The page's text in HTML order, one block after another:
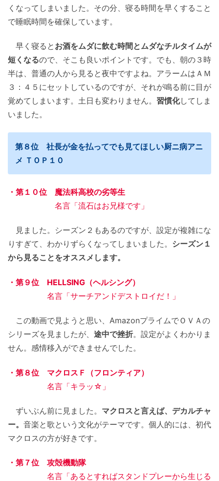
くなってしまいました。その分、寝る時間を早くすること
で睡眠時間を確保しています。
早く寝ると お酒をムダに飲む時間とムダなチルタイムが
短くなるので、そこも良いポイントです。でも、朝の３時
半は、普通の人から見ると夜中ですよね。アラームはＡＭ
３：４５にセットしているのですが、それが鳴る前に目が
覚めてしまいます。土日も変わりません。 習慣化してしま
いました。
第８位 社長が金を払ってでも見てほしい厨ニ病アニ
メ ＴＯＰ１０
・第１０位 魔法科高校の劣等生
名言「流石はお兄様です」
見ました。シーズン２もあるのですが、設定が複雑にな
りすぎて、わかりずらくなってしまいました。 シーズン１
から見ることをオススメします。
・第９位 HELLSING（ヘルシング）
名言「サーチアンドデストロイだ！」
この動画で見ようと思い、AmazonプライムでＯＶＡの
シリーズを見ましたが、 途中で挫折。設定がよくわかりま
せん。感情移入ができませんでした。
・第８位 マクロスＦ（フロンティア）
名言「キラッ☆」
ずいぶん前に見ました。 マクロスと言えば、デカルチャ
ー。 音楽と歌という文化がテーマです。個人的には、初代
マクロスの方が好きです。
・第７位 攻殻機動隊
名言「あるとすればスタンドプレーから生じる